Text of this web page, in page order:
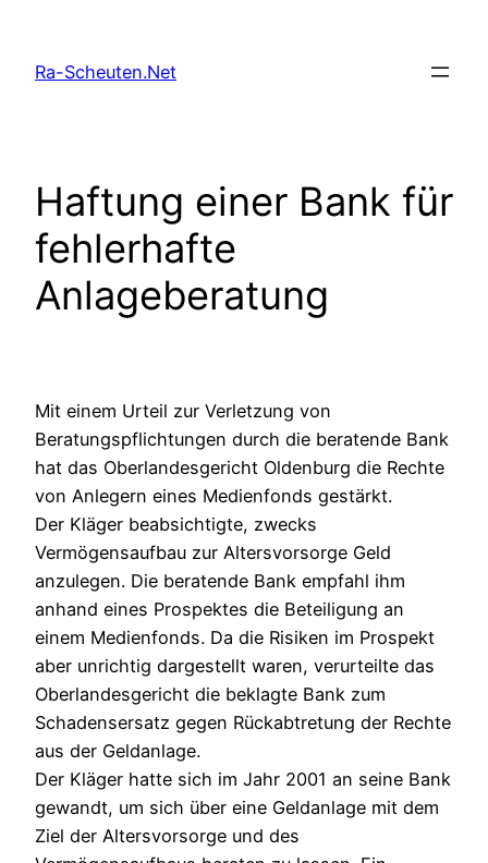
springen
Ra-Scheuten.Net
Haftung einer Bank für
fehlerhafte
Anlageberatung
Mit einem Urteil zur Verletzung von
Beratungspflichtungen durch die beratende Bank
hat das Oberlandesgericht Oldenburg die Rechte
von Anlegern eines Medienfonds gestärkt.
Der Kläger beabsichtigte, zwecks
Vermögensaufbau zur Altersvorsorge Geld
anzulegen. Die beratende Bank empfahl ihm
anhand eines Prospektes die Beteiligung an
einem Medienfonds. Da die Risiken im Prospekt
aber unrichtig dargestellt waren, verurteilte das
Oberlandesgericht die beklagte Bank zum
Schadensersatz gegen Rückabtretung der Rechte
aus der Geldanlage.
Der Kläger hatte sich im Jahr 2001 an seine Bank
gewandt, um sich über eine Geldanlage mit dem
Ziel der Altersvorsorge und des